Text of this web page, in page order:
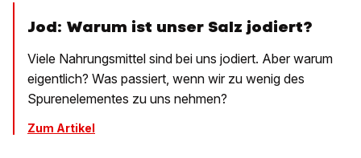
Jod: Warum ist unser Salz jodiert?
Viele Nahrungsmittel sind bei uns jodiert. Aber warum
eigentlich? Was passiert, wenn wir zu wenig des
Spurenelementes zu uns nehmen?
Zum Artikel